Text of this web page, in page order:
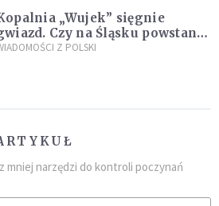
„Wujek” sięgnie
Czy na Śląsku powstanie
Krzemowa”?
Z POLSKI
mniej narzędzi do kontroli poczynań